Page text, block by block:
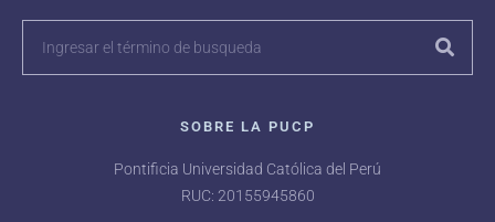
SOBRE LA PUCP
Pontificia Universidad Católica del Perú
RUC: 20155945860